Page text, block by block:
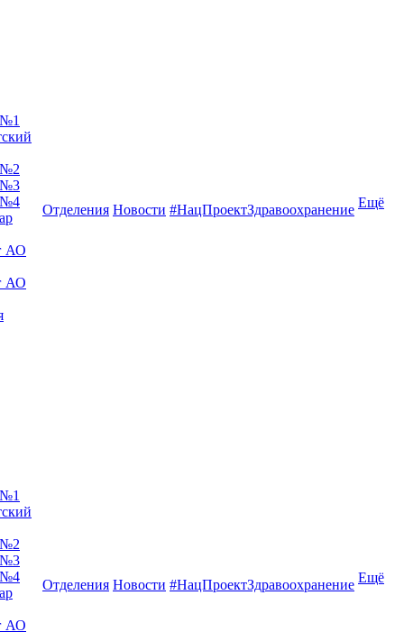
№2
№3
№4
АО
АО
Отделения Новости #НацПроектЗдравоохранение Ещё
№2
№3
№4
АО
Отделения Новости #НацПроектЗдравоохранение Ещё